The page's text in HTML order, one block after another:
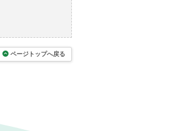
ページトップへ戻る